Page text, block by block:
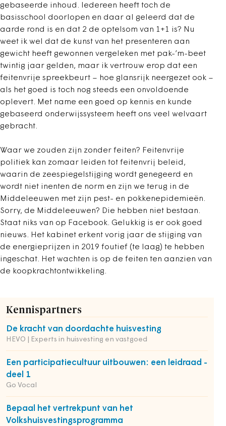
gebaseerde inhoud. Iedereen heeft toch de
basisschool doorlopen en daar al geleerd dat de
aarde rond is en dat 2 de optelsom van 1+1 is? Nu
weet ik wel dat de kunst van het presenteren aan
gewicht heeft gewonnen vergeleken met pak-’m-beet
twintig jaar gelden, maar ik vertrouw erop dat een
feitenvrije spreekbeurt – hoe glansrijk neergezet ook –
als het goed is toch nog steeds een onvoldoende
oplevert. Met name een goed op kennis en kunde
gebaseerd onderwijssysteem heeft ons veel welvaart
gebracht.
Waar we zouden zijn zonder feiten? Feitenvrije
politiek kan zomaar leiden tot feitenvrij beleid,
waarin de zeespiegelstijging wordt genegeerd en
wordt niet inenten de norm en zijn we terug in de
Middeleeuwen met zijn pest- en pokkenepidemieën.
Sorry, de Middeleeuwen? Die hebben niet bestaan.
Staat niks van op Facebook. Gelukkig is er ook goed
nieuws. Het kabinet erkent vorig jaar de stijging van
de energieprijzen in 2019 foutief (te laag) te hebben
ingeschat. Het wachten is op de feiten ten aanzien van
de koopkrachtontwikkeling.
Kennispartners
De kracht van doordachte huisvesting
HEVO | Experts in huisvesting en vastgoed
Een participatiecultuur uitbouwen: een leidraad -
deel 1
Go Vocal
Bepaal het vertrekpunt van het
Volkshuisvestingsprogramma